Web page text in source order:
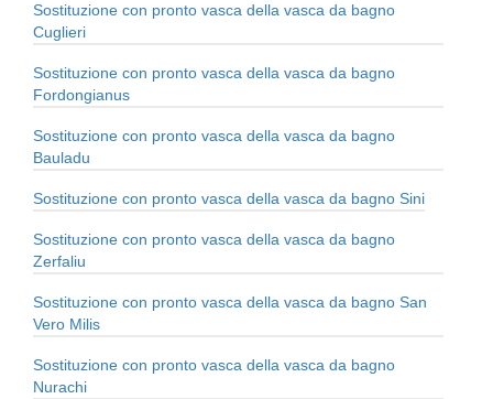
Sostituzione con pronto vasca della vasca da bagno
Cuglieri
Sostituzione con pronto vasca della vasca da bagno
Fordongianus
Sostituzione con pronto vasca della vasca da bagno
Bauladu
Sostituzione con pronto vasca della vasca da bagno Sini
Sostituzione con pronto vasca della vasca da bagno
Zerfaliu
Sostituzione con pronto vasca della vasca da bagno San
Vero Milis
Sostituzione con pronto vasca della vasca da bagno
Nurachi